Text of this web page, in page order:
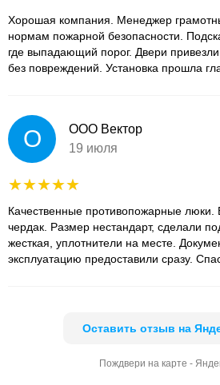
Хорошая компания. Менеджер
нормам пожарной безопасности.
где выпадающий порог. Двери привезли
без повреждений. Установка прошла
О
ООО Вектор
19 июля
Качественные противопожарные люки.
чердак. Размер нестандарт, сделали
жесткая, уплотнители на месте.
эксплуатацию предоставили сразу.
Оставить отзыв на
Пождвери на карте -